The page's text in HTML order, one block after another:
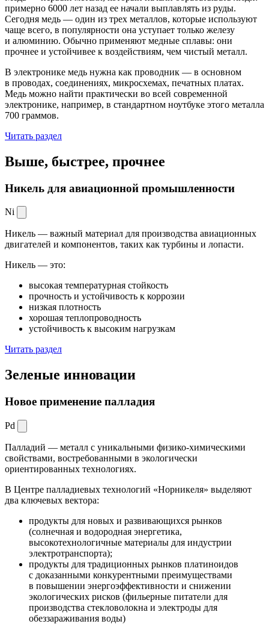
примерно 6000 лет назад ее начали выплавлять из руды.
Сегодня медь — один из трех металлов, которые используют
чаще всего, в популярности она уступает только железу
и алюминию. Обычно применяют медные сплавы: они
прочнее и устойчивее к воздействиям, чем чистый металл.
В электронике медь нужна как проводник — в основном
в проводах, соединениях, микросхемах, печатных платах.
Медь можно найти практически во всей современной
электронике, например, в стандартном ноутбуке этого металла
700 граммов.
Читать раздел
Выше, быстрее, прочнее
Никель для авиационной промышленности
Ni
Никель — важный материал для производства авиационных
двигателей и компонентов, таких как турбины и лопасти.
Никель — это:
высокая температурная стойкость
прочность и устойчивость к коррозии
низкая плотность
хорошая теплопроводность
устойчивость к высоким нагрузкам
Читать раздел
Зеленые инновации
Новое применение палладия
Pd
Палладий — металл с уникальными физико-химическими
свойствами, востребованными в экологически
ориентированных технологиях.
В Центре палладиевых технологий «Норникеля» выделяют
два ключевых вектора:
продукты для новых и развивающихся рынков
(солнечная и водородная энергетика,
высокотехнологичные материалы для индустрии
электротранспорта);
продукты для традиционных рынков платиноидов
с доказанными конкурентными преимуществами
в повышении энергоэффективности и снижении
экологических рисков (фильерные питатели для
производства стекловолокна и электроды для
обеззараживания воды)